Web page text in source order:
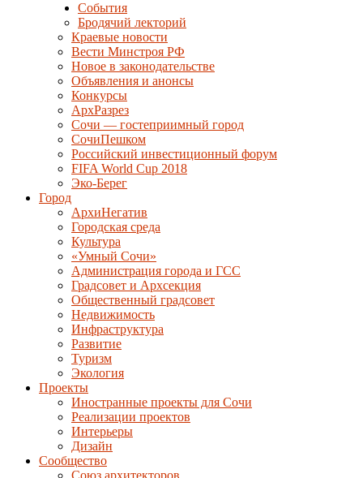
События
Бродячий лекторий
Краевые новости
Вести Минстроя РФ
Новое в законодательстве
Объявления и анонсы
Конкурсы
АрхРазрез
Сочи — гостеприимный город
СочиПешком
Российский инвестиционный форум
FIFA World Cup 2018
Эко-Берег
Город
АрхиНегатив
Городская среда
Культура
«Умный Сочи»
Администрация города и ГСС
Градсовет и Архсекция
Общественный градсовет
Недвижимость
Инфраструктура
Развитие
Туризм
Экология
Проекты
Иностранные проекты для Сочи
Реализации проектов
Интерьеры
Дизайн
Сообщество